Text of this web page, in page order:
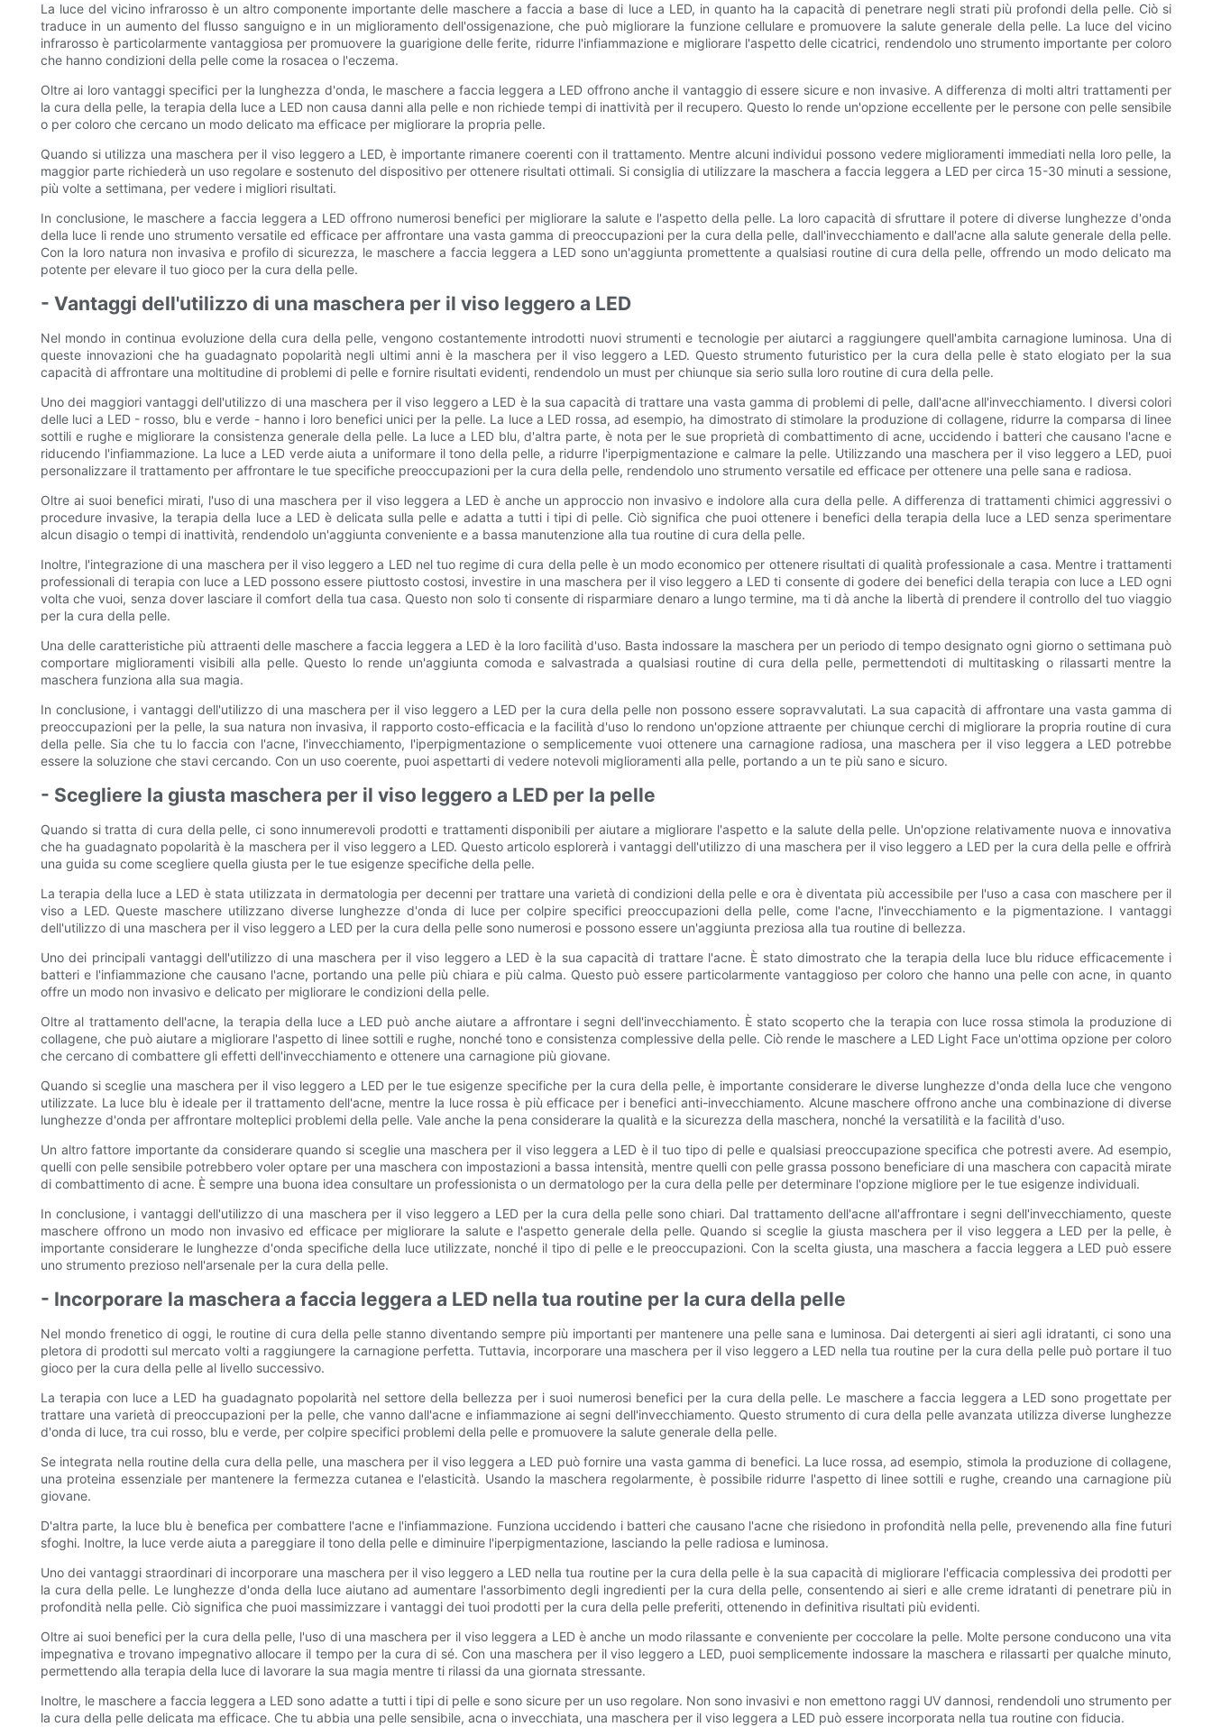
La luce del vicino infrarosso è un altro componente importante delle maschere a faccia a base di luce a LED, in quanto ha la capacità di penetrare negli strati più profondi della pelle. Ciò si
traduce in un aumento del flusso sanguigno e in un miglioramento dell'ossigenazione, che può migliorare la funzione cellulare e promuovere la salute generale della pelle. La luce del vicino
infrarosso è particolarmente vantaggiosa per promuovere la guarigione delle ferite, ridurre l'infiammazione e migliorare l'aspetto delle cicatrici, rendendolo uno strumento importante per coloro
che hanno condizioni della pelle come la rosacea o l'eczema.
Oltre ai loro vantaggi specifici per la lunghezza d'onda, le maschere a faccia leggera a LED offrono anche il vantaggio di essere sicure e non invasive. A differenza di molti altri trattamenti per
la cura della pelle, la terapia della luce a LED non causa danni alla pelle e non richiede tempi di inattività per il recupero. Questo lo rende un'opzione eccellente per le persone con pelle sensibile
o per coloro che cercano un modo delicato ma efficace per migliorare la propria pelle.
Quando si utilizza una maschera per il viso leggero a LED, è importante rimanere coerenti con il trattamento. Mentre alcuni individui possono vedere miglioramenti immediati nella loro pelle, la
maggior parte richiederà un uso regolare e sostenuto del dispositivo per ottenere risultati ottimali. Si consiglia di utilizzare la maschera a faccia leggera a LED per circa 15-30 minuti a sessione,
più volte a settimana, per vedere i migliori risultati.
In conclusione, le maschere a faccia leggera a LED offrono numerosi benefici per migliorare la salute e l'aspetto della pelle. La loro capacità di sfruttare il potere di diverse lunghezze d'onda
della luce li rende uno strumento versatile ed efficace per affrontare una vasta gamma di preoccupazioni per la cura della pelle, dall'invecchiamento e dall'acne alla salute generale della pelle.
Con la loro natura non invasiva e profilo di sicurezza, le maschere a faccia leggera a LED sono un'aggiunta promettente a qualsiasi routine di cura della pelle, offrendo un modo delicato ma
potente per elevare il tuo gioco per la cura della pelle.
- Vantaggi dell'utilizzo di una maschera per il viso leggero a LED
Nel mondo in continua evoluzione della cura della pelle, vengono costantemente introdotti nuovi strumenti e tecnologie per aiutarci a raggiungere quell'ambita carnagione luminosa. Una di
queste innovazioni che ha guadagnato popolarità negli ultimi anni è la maschera per il viso leggero a LED. Questo strumento futuristico per la cura della pelle è stato elogiato per la sua
capacità di affrontare una moltitudine di problemi di pelle e fornire risultati evidenti, rendendolo un must per chiunque sia serio sulla loro routine di cura della pelle.
Uno dei maggiori vantaggi dell'utilizzo di una maschera per il viso leggero a LED è la sua capacità di trattare una vasta gamma di problemi di pelle, dall'acne all'invecchiamento. I diversi colori
delle luci a LED - rosso, blu e verde - hanno i loro benefici unici per la pelle. La luce a LED rossa, ad esempio, ha dimostrato di stimolare la produzione di collagene, ridurre la comparsa di linee
sottili e rughe e migliorare la consistenza generale della pelle. La luce a LED blu, d'altra parte, è nota per le sue proprietà di combattimento di acne, uccidendo i batteri che causano l'acne e
riducendo l'infiammazione. La luce a LED verde aiuta a uniformare il tono della pelle, a ridurre l'iperpigmentazione e calmare la pelle. Utilizzando una maschera per il viso leggero a LED, puoi
personalizzare il trattamento per affrontare le tue specifiche preoccupazioni per la cura della pelle, rendendolo uno strumento versatile ed efficace per ottenere una pelle sana e radiosa.
Oltre ai suoi benefici mirati, l'uso di una maschera per il viso leggera a LED è anche un approccio non invasivo e indolore alla cura della pelle. A differenza di trattamenti chimici aggressivi o
procedure invasive, la terapia della luce a LED è delicata sulla pelle e adatta a tutti i tipi di pelle. Ciò significa che puoi ottenere i benefici della terapia della luce a LED senza sperimentare
alcun disagio o tempi di inattività, rendendolo un'aggiunta conveniente e a bassa manutenzione alla tua routine di cura della pelle.
Inoltre, l'integrazione di una maschera per il viso leggero a LED nel tuo regime di cura della pelle è un modo economico per ottenere risultati di qualità professionale a casa. Mentre i trattamenti
professionali di terapia con luce a LED possono essere piuttosto costosi, investire in una maschera per il viso leggero a LED ti consente di godere dei benefici della terapia con luce a LED ogni
volta che vuoi, senza dover lasciare il comfort della tua casa. Questo non solo ti consente di risparmiare denaro a lungo termine, ma ti dà anche la libertà di prendere il controllo del tuo viaggio
per la cura della pelle.
Una delle caratteristiche più attraenti delle maschere a faccia leggera a LED è la loro facilità d'uso. Basta indossare la maschera per un periodo di tempo designato ogni giorno o settimana può
comportare miglioramenti visibili alla pelle. Questo lo rende un'aggiunta comoda e salvastrada a qualsiasi routine di cura della pelle, permettendoti di multitasking o rilassarti mentre la
maschera funziona alla sua magia.
In conclusione, i vantaggi dell'utilizzo di una maschera per il viso leggero a LED per la cura della pelle non possono essere sopravvalutati. La sua capacità di affrontare una vasta gamma di
preoccupazioni per la pelle, la sua natura non invasiva, il rapporto costo-efficacia e la facilità d'uso lo rendono un'opzione attraente per chiunque cerchi di migliorare la propria routine di cura
della pelle. Sia che tu lo faccia con l'acne, l'invecchiamento, l'iperpigmentazione o semplicemente vuoi ottenere una carnagione radiosa, una maschera per il viso leggera a LED potrebbe
essere la soluzione che stavi cercando. Con un uso coerente, puoi aspettarti di vedere notevoli miglioramenti alla pelle, portando a un te più sano e sicuro.
- Scegliere la giusta maschera per il viso leggero a LED per la pelle
Quando si tratta di cura della pelle, ci sono innumerevoli prodotti e trattamenti disponibili per aiutare a migliorare l'aspetto e la salute della pelle. Un'opzione relativamente nuova e innovativa
che ha guadagnato popolarità è la maschera per il viso leggero a LED. Questo articolo esplorerà i vantaggi dell'utilizzo di una maschera per il viso leggero a LED per la cura della pelle e offrirà
una guida su come scegliere quella giusta per le tue esigenze specifiche della pelle.
La terapia della luce a LED è stata utilizzata in dermatologia per decenni per trattare una varietà di condizioni della pelle e ora è diventata più accessibile per l'uso a casa con maschere per il
viso a LED. Queste maschere utilizzano diverse lunghezze d'onda di luce per colpire specifici preoccupazioni della pelle, come l'acne, l'invecchiamento e la pigmentazione. I vantaggi
dell'utilizzo di una maschera per il viso leggero a LED per la cura della pelle sono numerosi e possono essere un'aggiunta preziosa alla tua routine di bellezza.
Uno dei principali vantaggi dell'utilizzo di una maschera per il viso leggero a LED è la sua capacità di trattare l'acne. È stato dimostrato che la terapia della luce blu riduce efficacemente i
batteri e l'infiammazione che causano l'acne, portando una pelle più chiara e più calma. Questo può essere particolarmente vantaggioso per coloro che hanno una pelle con acne, in quanto
offre un modo non invasivo e delicato per migliorare le condizioni della pelle.
Oltre al trattamento dell'acne, la terapia della luce a LED può anche aiutare a affrontare i segni dell'invecchiamento. È stato scoperto che la terapia con luce rossa stimola la produzione di
collagene, che può aiutare a migliorare l'aspetto di linee sottili e rughe, nonché tono e consistenza complessive della pelle. Ciò rende le maschere a LED Light Face un'ottima opzione per coloro
che cercano di combattere gli effetti dell'invecchiamento e ottenere una carnagione più giovane.
Quando si sceglie una maschera per il viso leggero a LED per le tue esigenze specifiche per la cura della pelle, è importante considerare le diverse lunghezze d'onda della luce che vengono
utilizzate. La luce blu è ideale per il trattamento dell'acne, mentre la luce rossa è più efficace per i benefici anti-invecchiamento. Alcune maschere offrono anche una combinazione di diverse
lunghezze d'onda per affrontare molteplici problemi della pelle. Vale anche la pena considerare la qualità e la sicurezza della maschera, nonché la versatilità e la facilità d'uso.
Un altro fattore importante da considerare quando si sceglie una maschera per il viso leggera a LED è il tuo tipo di pelle e qualsiasi preoccupazione specifica che potresti avere. Ad esempio,
quelli con pelle sensibile potrebbero voler optare per una maschera con impostazioni a bassa intensità, mentre quelli con pelle grassa possono beneficiare di una maschera con capacità mirate
di combattimento di acne. È sempre una buona idea consultare un professionista o un dermatologo per la cura della pelle per determinare l'opzione migliore per le tue esigenze individuali.
In conclusione, i vantaggi dell'utilizzo di una maschera per il viso leggero a LED per la cura della pelle sono chiari. Dal trattamento dell'acne all'affrontare i segni dell'invecchiamento, queste
maschere offrono un modo non invasivo ed efficace per migliorare la salute e l'aspetto generale della pelle. Quando si sceglie la giusta maschera per il viso leggera a LED per la pelle, è
importante considerare le lunghezze d'onda specifiche della luce utilizzate, nonché il tipo di pelle e le preoccupazioni. Con la scelta giusta, una maschera a faccia leggera a LED può essere
uno strumento prezioso nell'arsenale per la cura della pelle.
- Incorporare la maschera a faccia leggera a LED nella tua routine per la cura della pelle
Nel mondo frenetico di oggi, le routine di cura della pelle stanno diventando sempre più importanti per mantenere una pelle sana e luminosa. Dai detergenti ai sieri agli idratanti, ci sono una
pletora di prodotti sul mercato volti a raggiungere la carnagione perfetta. Tuttavia, incorporare una maschera per il viso leggero a LED nella tua routine per la cura della pelle può portare il tuo
gioco per la cura della pelle al livello successivo.
La terapia con luce a LED ha guadagnato popolarità nel settore della bellezza per i suoi numerosi benefici per la cura della pelle. Le maschere a faccia leggera a LED sono progettate per
trattare una varietà di preoccupazioni per la pelle, che vanno dall'acne e infiammazione ai segni dell'invecchiamento. Questo strumento di cura della pelle avanzata utilizza diverse lunghezze
d'onda di luce, tra cui rosso, blu e verde, per colpire specifici problemi della pelle e promuovere la salute generale della pelle.
Se integrata nella routine della cura della pelle, una maschera per il viso leggera a LED può fornire una vasta gamma di benefici. La luce rossa, ad esempio, stimola la produzione di collagene,
una proteina essenziale per mantenere la fermezza cutanea e l'elasticità. Usando la maschera regolarmente, è possibile ridurre l'aspetto di linee sottili e rughe, creando una carnagione più
giovane.
D'altra parte, la luce blu è benefica per combattere l'acne e l'infiammazione. Funziona uccidendo i batteri che causano l'acne che risiedono in profondità nella pelle, prevenendo alla fine futuri
sfoghi. Inoltre, la luce verde aiuta a pareggiare il tono della pelle e diminuire l'iperpigmentazione, lasciando la pelle radiosa e luminosa.
Uno dei vantaggi straordinari di incorporare una maschera per il viso leggero a LED nella tua routine per la cura della pelle è la sua capacità di migliorare l'efficacia complessiva dei prodotti per
la cura della pelle. Le lunghezze d'onda della luce aiutano ad aumentare l'assorbimento degli ingredienti per la cura della pelle, consentendo ai sieri e alle creme idratanti di penetrare più in
profondità nella pelle. Ciò significa che puoi massimizzare i vantaggi dei tuoi prodotti per la cura della pelle preferiti, ottenendo in definitiva risultati più evidenti.
Oltre ai suoi benefici per la cura della pelle, l'uso di una maschera per il viso leggera a LED è anche un modo rilassante e conveniente per coccolare la pelle. Molte persone conducono una vita
impegnativa e trovano impegnativo allocare il tempo per la cura di sé. Con una maschera per il viso leggero a LED, puoi semplicemente indossare la maschera e rilassarti per qualche minuto,
permettendo alla terapia della luce di lavorare la sua magia mentre ti rilassi da una giornata stressante.
Inoltre, le maschere a faccia leggera a LED sono adatte a tutti i tipi di pelle e sono sicure per un uso regolare. Non sono invasivi e non emettono raggi UV dannosi, rendendoli uno strumento per
la cura della pelle delicata ma efficace. Che tu abbia una pelle sensibile, acna o invecchiata, una maschera per il viso leggera a LED può essere incorporata nella tua routine con fiducia.